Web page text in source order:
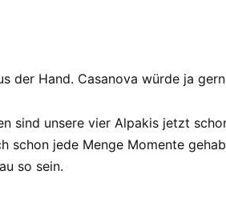
der Hand. Casanova würde ja
sind unsere vier Alpakis jetzt
schon jede Menge Momente
so sein.